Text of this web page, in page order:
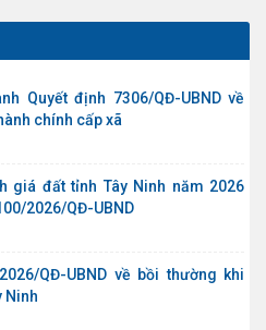
Quyết định 7306/QĐ-UBND về
chính cấp xã
giá đất tỉnh Tây Ninh năm 2026
2026/QĐ-UBND
QĐ-UBND về bồi thường khi
Ninh